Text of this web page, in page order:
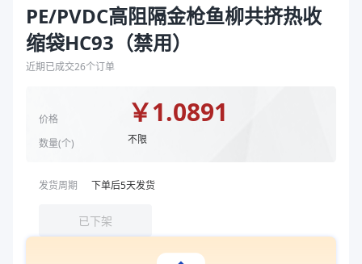
PE/PVDC高阻隔金枪鱼柳共挤热收
缩袋HC93（禁用）
近期已成交26个订单
价格
数量(个)
￥1.0891
不限
发货周期 下单后5天发货
已下架